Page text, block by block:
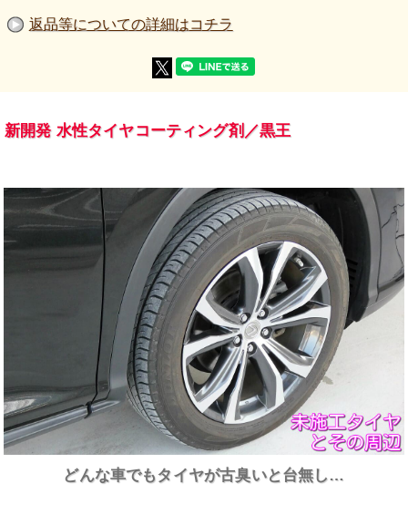
返品等についての詳細はコチラ
新開発 水性タイヤコーティング剤／黒王
どんな車でもタイヤが古臭いと台無し…